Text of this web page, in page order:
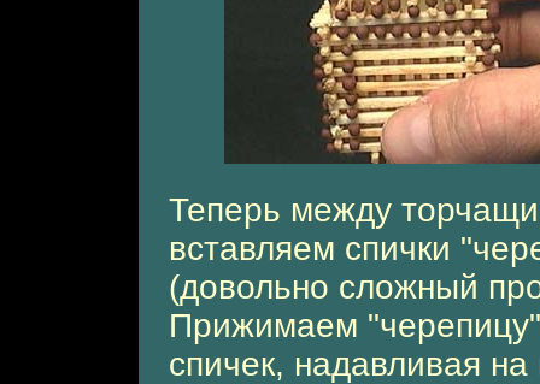
Теперь между
вставляем спички
(довольно сложный
Прижимаем "черепицу"
спичек, надавливая